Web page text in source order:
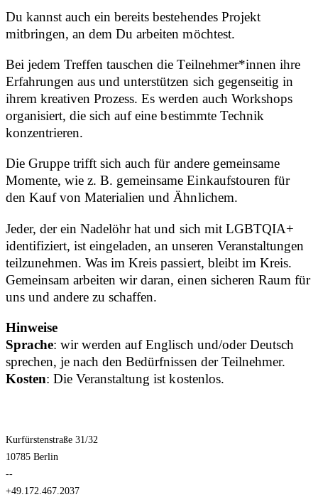
Du kannst auch ein bereits bestehendes Projekt
mitbringen, an dem Du arbeiten möchtest.
Bei jedem Treffen tauschen die Teilnehmer*innen ihre
Erfahrungen aus und unterstützen sich gegenseitig in
ihrem kreativen Prozess. Es werden auch Workshops
organisiert, die sich auf eine bestimmte Technik
konzentrieren.
Die Gruppe trifft sich auch für andere gemeinsame
Momente, wie z. B. gemeinsame Einkaufstouren für
den Kauf von Materialien und Ähnlichem.
Jeder, der ein Nadelöhr hat und sich mit LGBTQIA+
identifiziert, ist eingeladen, an unseren Veranstaltungen
teilzunehmen. Was im Kreis passiert, bleibt im Kreis.
Gemeinsam arbeiten wir daran, einen sicheren Raum für
uns und andere zu schaffen.
Hinweise
Sprache: wir werden auf Englisch und/oder Deutsch
sprechen, je nach den Bedürfnissen der Teilnehmer.
Kosten: Die Veranstaltung ist kostenlos.
Kurfürstenstraße 31/32
10785 Berlin
--
+49.172.467.2037